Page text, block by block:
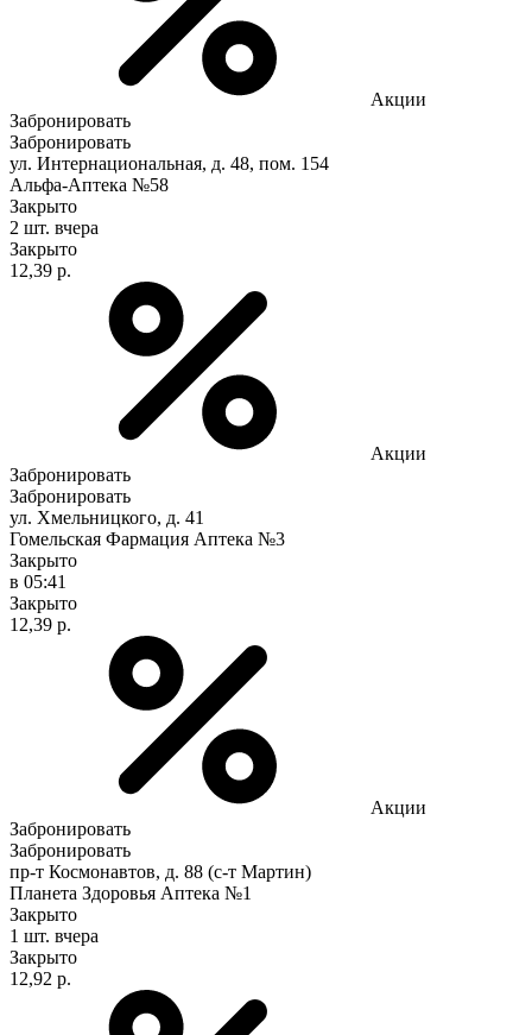
Акции
Забронировать
Забронировать
ул. Интернациональная, д. 48, пом. 154
Альфа-Аптека №58
Закрыто
2 шт. вчера
Закрыто
12,39 р.
Акции
Забронировать
Забронировать
ул. Хмельницкого, д. 41
Гомельская Фармация Аптека №3
Закрыто
в 05:41
Закрыто
12,39 р.
Акции
Забронировать
Забронировать
пр-т Космонавтов, д. 88 (с-т Мартин)
Планета Здоровья Аптека №1
Закрыто
1 шт. вчера
Закрыто
12,92 р.